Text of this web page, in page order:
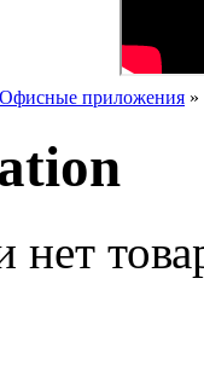
Офисные приложения »
нет